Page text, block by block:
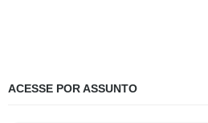
ACESSE POR ASSUNTO